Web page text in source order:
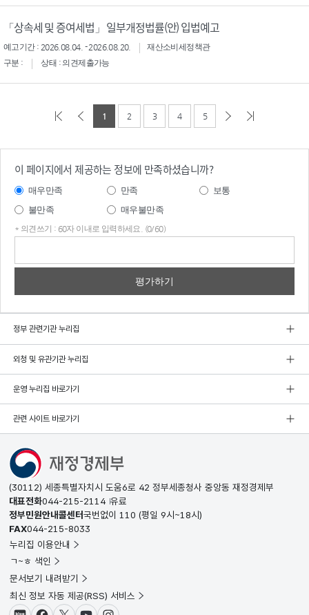
「상속세 및 증여세법」 일부개정법률(안) 입법예고
예고기간 : 2026.08.04. - 2026.08.20.
재산소비세정책관
구분 :
상태 : 의견제출가능
1 2 3 4 5
이 페이지에서 제공하는 정보에 만족하셨습니까?
매우만족 만족
보통
불만족
매우불만족
* 의견쓰기 : 60자 이내로 입력하세요. (0/60)
정부 관련기관 누리집
외청 및 유관기관 누리집
운영 누리집 바로가기
관련 사이트 바로가기
(30112) 세종특별자치시 도움6로 42 정부세종청사 중앙동 재정경제부
대표전화044-215-2114 유료
정부민원안내콜센터국번없이 110 (평일 9시~18시)
FAX044-215-8033
누리집 이용안내
ㄱ~ㅎ 색인
문서보기 내려받기
최신 정보 자동 제공(RSS) 서비스
블로그페이스북X(트위터)유튜브인스타그램